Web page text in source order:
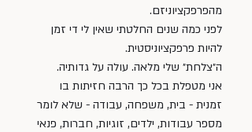
מהפרפקציוניזם.
לפני כמה שנים החלטתי שאין לי די זמן
להיות פרפקציוניסטית.
ה״צלחת״ שלי מלאה. עולה על גדותיה.
אני מטפלת בכל כך הרבה חזיתות בו
זמנית - בית, משפחה, עבודה - שלא לומר
מספר עבודות, ילדים, זוגיות, חברות, פנאי